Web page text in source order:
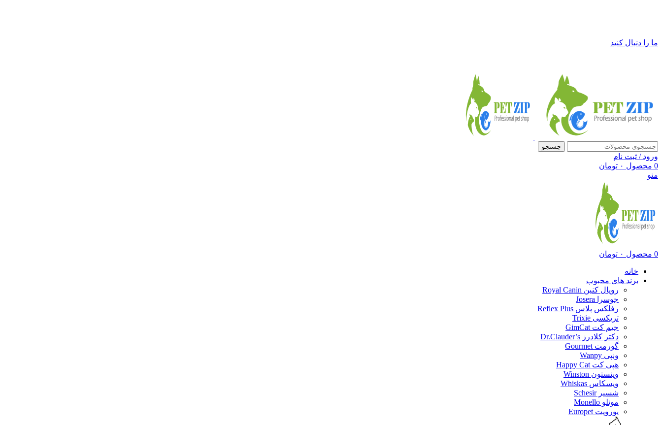
ما را دنبال کنید
جستجو
ورود / ثبت نام
0 محصول ۰ تومان
منو
0 محصول ۰ تومان
خانه
برند های محبوب
رویال کنین Royal Canin
جوسرا Josera
رفلکس پلاس Reflex Plus
تریکسی Trixie
جیم کت GimCat
دکتر کلادرز Dr.Clauder’s
گورمت Gourmet
ونپی Wanpy
هپی کت Happy Cat
وینستون Winston
ویسکاس Whiskas
شسیر Schesir
مونلو Monello
یوروپت Europet